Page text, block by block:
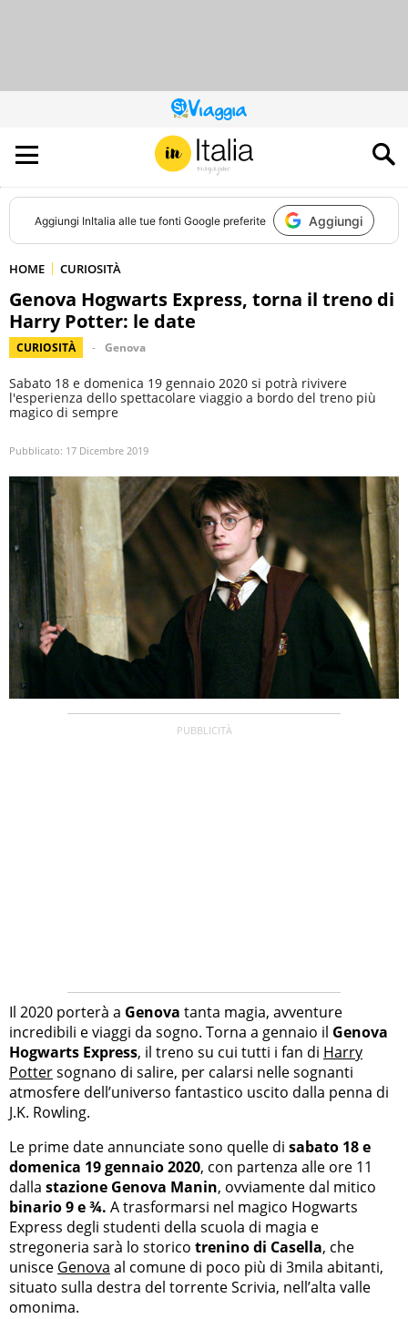
QUESTO
SITO
CONTRIBUISCE
ALL’AUDIENCE
DI
Aggiungi InItalia alle tue fonti Google preferite Aggiungi
HOME CURIOSITÀ
Genova Hogwarts Express, torna il treno di
Harry Potter: le date
CURIOSITÀ Genova
Sabato 18 e domenica 19 gennaio 2020 si potrà rivivere
l'esperienza dello spettacolare viaggio a bordo del treno più
magico di sempre
Pubblicato: 17 Dicembre 2019
Il 2020 porterà a Genova tanta magia, avventure
incredibili e viaggi da sogno. Torna a gennaio il Genova
Hogwarts Express, il treno su cui tutti i fan di Harry
Pottersognano di salire, per calarsi nelle sognanti
atmosfere dell’universo fantastico uscito dalla penna di
J.K. Rowling.
Le prime date annunciate sono quelle di sabato 18 e
domenica 19 gennaio 2020, con partenza alle ore 11
dalla stazione Genova Manin, ovviamente dal mitico
binario 9 e ¾. A trasformarsi nel magico Hogwarts
Express degli studenti della scuola di magia e
stregoneria sarà lo storico trenino di Casella, che
unisce Genova al comune di poco più di 3mila abitanti,
situato sulla destra del torrente Scrivia, nell’alta valle
omonima.